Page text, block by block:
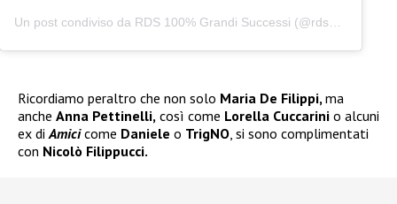
Un post condiviso da RDS 100% Grandi Successi (@rds_official)
Ricordiamo peraltro che non solo Maria De Filippi,ma
anche Anna Pettinelli, così come Lorella Cuccarini o alcuni
ex diAmicicome Daniele o TrigNO, si sono complimentati
con Nicolò Filippucci.